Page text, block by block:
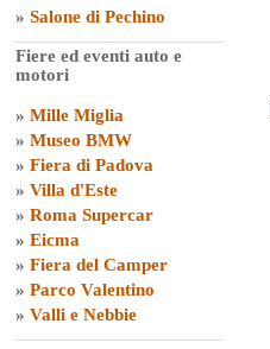
» Salone di Pechino
Fiere ed eventi auto e
motori
» Mille Miglia
» Museo BMW
» Fiera di Padova
» Villa d'Este
» Roma Supercar
» Eicma
» Fiera del Camper
» Parco Valentino
» Valli e Nebbie